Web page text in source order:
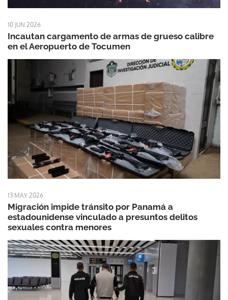
10 JUN 2026
Incautan cargamento de armas de grueso calibre
en el Aeropuerto de Tocumen
13 MAY 2026
Migración impide tránsito por Panamá a
estadounidense vinculado a presuntos delitos
sexuales contra menores